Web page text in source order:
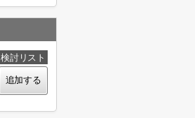
検討リスト
追加する